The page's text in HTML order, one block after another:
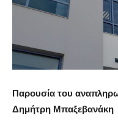
Παρουσία του
Δημήτρη Μπαξεβανάκη